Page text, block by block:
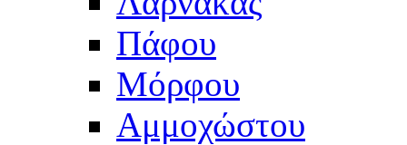
Πάφου
Μόρφου
Αμμοχώστου